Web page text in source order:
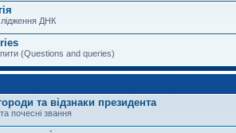
ДНК
(Questions and queries)
та відзнаки президента
почесні звання